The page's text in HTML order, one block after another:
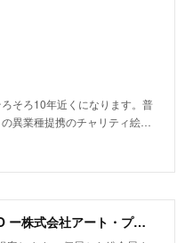
ろ10年近くになります。普
異業種提携のチャリティ絵…
ART・PLAN DO ー株式会社アート・プランドゥー